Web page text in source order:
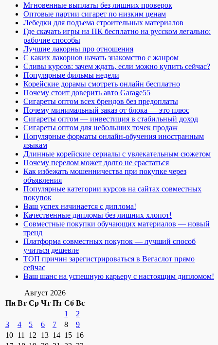
Мгновенные выплаты без лишних проверок
Оптовые партии сигарет по низким ценам
Лебедки для подъема строительных материалов
Где скачать игры на ПК бесплатно на русском легально:
рабочие способы
Лучшие лакорны про отношения
С каких лакорнов начать знакомство с жанром
Сливы курсов: зачем ждать, если можно купить сейчас?
Популярные фильмы недели
Корейские дорамы смотреть онлайн бесплатно
Почему стоит доверить авто Garage55
Сигареты оптом всех брендов без предоплаты
Почему минимальный заказ от блока — это плюс
Сигареты оптом — инвестиция в стабильный доход
Сигареты оптом для небольших точек продаж
Популярные форматы онлайн-обучения иностранным
языкам
Длинные корейские сериалы с увлекательным сюжетом
Почему перелом может долго не срастаться
Как избежать мошенничества при покупке через
объявления
Популярные категории курсов на сайтах совместных
покупок
Ваш успех начинается с диплома!
Качественные дипломы без лишних хлопот!
Совместные покупки обучающих материалов — новый
тренд
Платформа совместных покупок — лучший способ
учиться дешевле
ТОП причин зарегистрироваться в Вегаслот прямо
сейчас
Ваш шанс на успешную карьеру с настоящим дипломом!
Август 2026
Пн Вт Ср Чт Пт Сб Вс
1
2
3
4 5 6 7 8
9
10 11 12 13 14 15 16